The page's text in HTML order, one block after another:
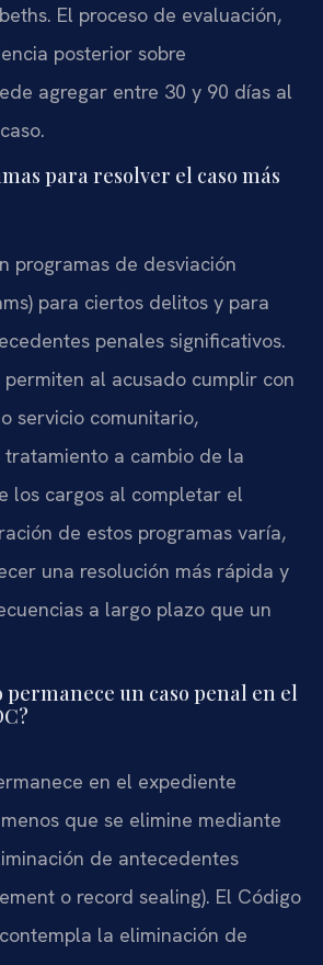
El proceso de evaluación,
posterior sobre
agregar entre 30 y 90 días al
para resolver el caso más
programas de desviación
para ciertos delitos y para
penales significativos.
permiten al acusado cumplir con
servicio comunitario,
tratamiento a cambio de la
los cargos al completar el
de estos programas varía,
una resolución más rápida y
a largo plazo que un
un caso penal en el
en el expediente
que se elimine mediante
de antecedentes
o record sealing). El Código
la eliminación de